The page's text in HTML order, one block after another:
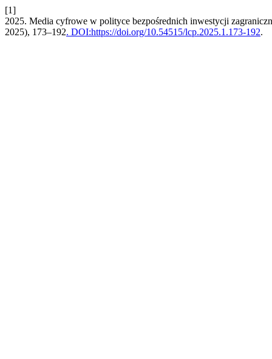
[1]
2025. Media cyfrowe w polityce bezpośrednich inwestycji
2025), 173–192. DOI:https://doi.org/10.54515/lcp.2025.1.173-192.